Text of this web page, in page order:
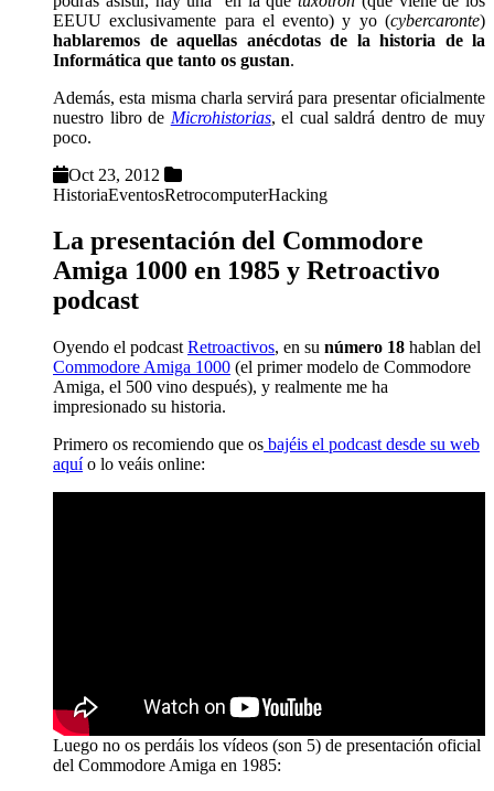
EEUU exclusivamente para el evento) y yo (cybercaronte)
hablaremos de aquellas anécdotas de la historia de la
Informática que tanto os gustan.
Además, esta misma charla servirá para presentar oficialmente
nuestro libro de Microhistorias, el cual saldrá dentro de muy
poco.
Oct 23, 2012
HistoriaEventosRetrocomputerHacking
La presentación del Commodore
Amiga 1000 en 1985 y Retroactivo
podcast
Oyendo el podcast Retroactivos, en su número 18 hablan del
Commodore Amiga 1000 (el primer modelo de Commodore
Amiga, el 500 vino después), y realmente me ha
impresionado su historia.
Primero os recomiendo que os bajéis el podcast desde su web
aquío lo veáis online:
Luego no os perdáis los vídeos (son 5) de presentación oficial
del Commodore Amiga en 1985: